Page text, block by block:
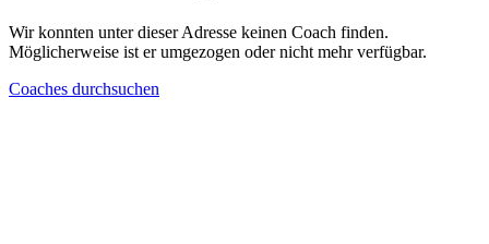
Wir konnten unter dieser Adresse keinen Coach finden.
Möglicherweise ist er umgezogen oder nicht mehr verfügbar.
Coaches durchsuchen